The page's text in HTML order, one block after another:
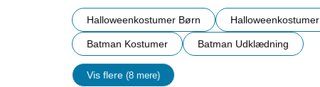
Halloweenkostumer Børn Halloweenkostumer
Batman Kostumer Batman Udklædning
Vis flere (8 mere)
Egenskaper